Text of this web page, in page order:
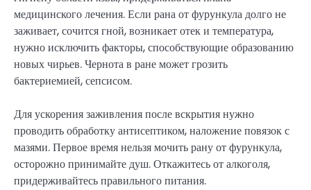
медицинского лечения. Если рана от фурункула долго не
заживает, сочится гной, возникает отек и температура,
нужно исключить факторы, способствующие образованию
новых чирьев. Чернота в ране может грозить
бактериемией, сепсисом.
Для ускорения заживления после вскрытия нужно
проводить обработку антисептиком, наложение повязок с
мазями. Первое время нельзя мочить рану от фурункула,
осторожно принимайте душ. Откажитесь от алкоголя,
придерживайтесь правильного питания.